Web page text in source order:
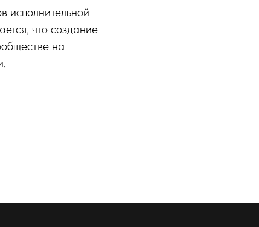
что создание
на